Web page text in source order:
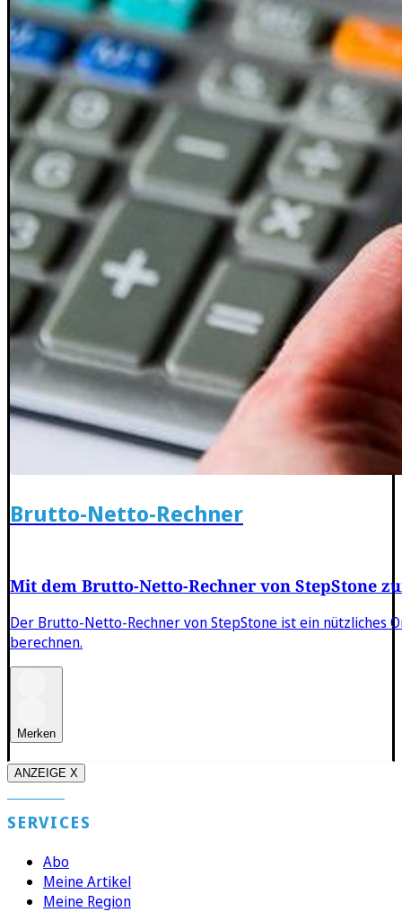
Brutto-Netto-Rechner
Mit dem Brutto-Netto-Rechner von StepStone
Der Brutto-Netto-Rechner von StepStone ist ein nützliches
berechnen.
Merken
ANZEIGE X
SERVICES
Abo
Meine Artikel
Meine Region